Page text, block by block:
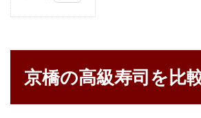
高
級
京橋の高級寿司を比